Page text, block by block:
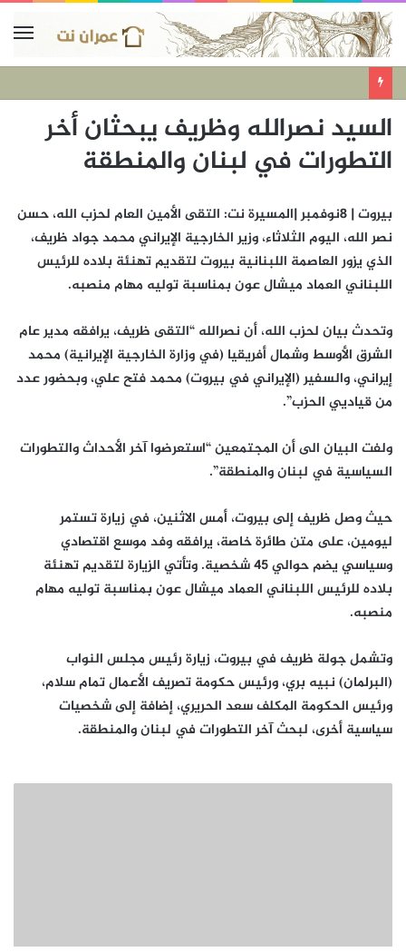
السيد نصرالله وظريف يبحثان أخر
التطورات في لبنان والمنطقة
بيروت | 8نوفمبر |المسيرة نت: التقى الأمين العام لحزب الله، حسن
نصر الله، اليوم الثلاثاء، وزير الخارجية الإيراني محمد جواد ظريف،
الذي يزور العاصمة اللبنانية بيروت لتقديم تهنئة بلاده للرئيس
اللبناني العماد ميشال عون بمناسبة توليه مهام منصبه.
وتحدث بيان لحزب الله، أن نصرالله “التقى ظريف، يرافقه مدير عام
الشرق الأوسط وشمال أفريقيا (في وزارة الخارجية الإيرانية) محمد
إيراني، والسفير (الإيراني في بيروت) محمد فتح علي، وبحضور عدد
من قياديي الحزب”.
ولفت البيان الى أن المجتمعين “استعرضوا آخر الأحداث والتطورات
السياسية في لبنان والمنطقة”.
حيث وصل ظريف إلى بيروت، أمس الاثنين، في زيارة تستمر
ليومين، على متن طائرة خاصة، يرافقه وفد موسع اقتصادي
وسياسي يضم حوالي 45 شخصية. وتأتي الزيارة لتقديم تهنئة
بلاده للرئيس اللبناني العماد ميشال عون بمناسبة توليه مهام
منصبه.
وتشمل جولة ظريف في بيروت، زيارة رئيس مجلس النواب
(البرلمان) نبيه بري، ورئيس حكومة تصريف الأعمال تمام سلام،
ورئيس الحكومة المكلف سعد الحريري، إضافة إلى شخصيات
سياسية أخرى، لبحث آخر التطورات في لبنان والمنطقة.